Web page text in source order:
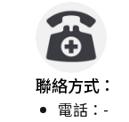
聯絡方式：
電話：-